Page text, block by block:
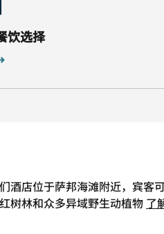
饮选择
酒店位于萨邦海滩附近，宾客
树林和众多异域野生动植物 了